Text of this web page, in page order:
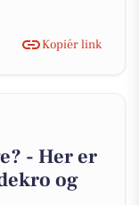
Kopiér link
- Her er
og